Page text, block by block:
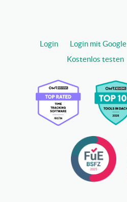
Login Login mit Google
Kostenlos testen